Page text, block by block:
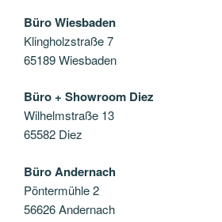
Büro Wiesbaden
Klingholzstraße 7
65189 Wiesbaden
Büro + Showroom Diez
Wilhelmstraße 13
65582 Diez
Büro Andernach
Pöntermühle 2
56626 Andernach